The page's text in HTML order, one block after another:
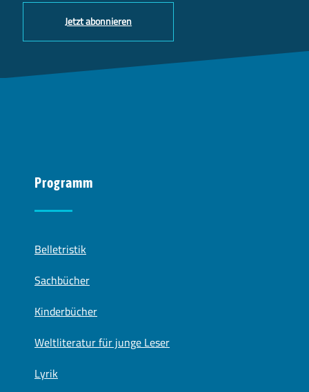
Jetzt abonnieren
Programm
Belletristik
Sachbücher
Kinderbücher
Weltliteratur für junge Leser
Lyrik